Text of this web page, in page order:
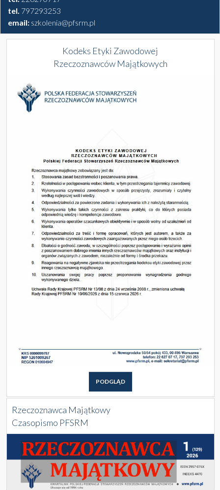
tel. 797293253
email: szkolenia@pfsrm.pl
Kodeks Etyki Zawodowej
Rzeczoznawców Majątkowych
PODGLĄD
Rzeczoznawca Majątkowy
Czasopismo PFSRM